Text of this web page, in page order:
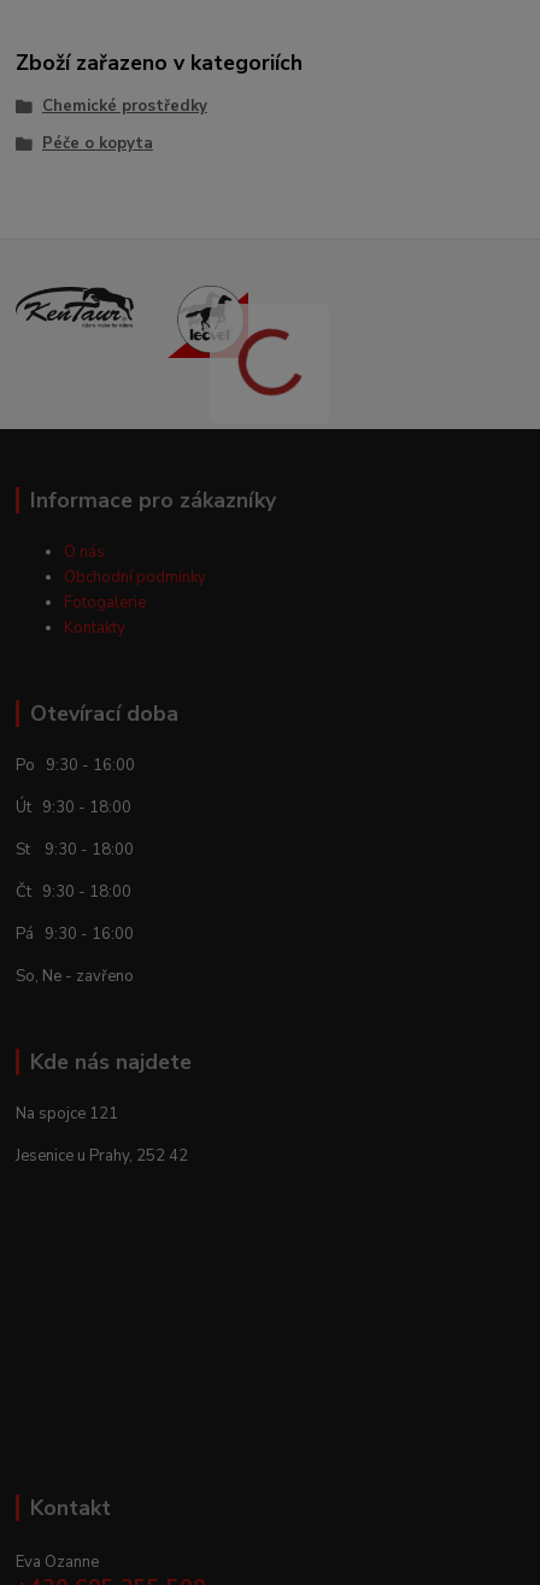
Zboží zařazeno v kategoriích
Chemické prostředky
Péče o kopyta
Informace pro zákazníky
O nás
Obchodní podmínky
Fotogalerie
Kontakty
Otevírací doba
Po 9:30 - 16:00
Út 9:30 - 18:00
St 9:30 - 18:00
Čt 9:30 - 18:00
Pá 9:30 - 16:00
So, Ne - zavřeno
Kde nás najdete
Na spojce 121
Jesenice u Prahy, 252 42
Kontakt
Eva Ozanne